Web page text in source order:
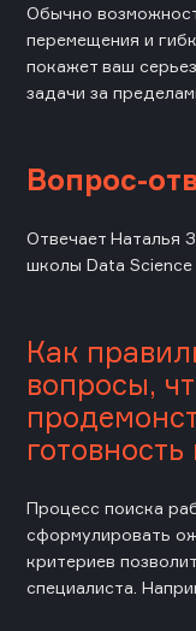
Обычно
перемещения и
покажет ваш
задачи за
Вопрос-
Отвечает Наталья
школы Data Science
Как
вопросы,
Процесс поиска
сформулировать
критериев
специалиста.